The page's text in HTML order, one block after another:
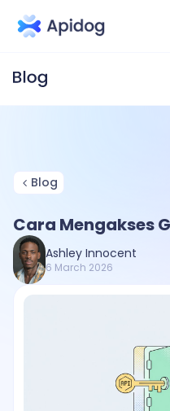
Blog
Cara Mengakses
Ashley Innocent
6 March 2026